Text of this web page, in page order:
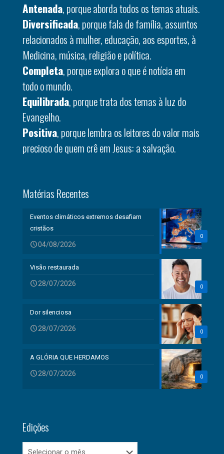
Antenada, porque aborda todos os temas atuais.
Diversificada, porque fala de família, assuntos
relacionados à mulher, educação, aos esportes, à
Medicina, música, religião e política.
Completa, porque explora o que é notícia em
todo o mundo.
Equilibrada, porque trata dos temas à luz do
Evangelho.
Positiva, porque lembra os leitores do valor mais
precioso de quem crê em Jesus: a salvação.
Matérias Recentes
0
Eventos climáticos extremos desafiam
cristãos
04/08/2026
0
Visão restaurada
28/07/2026
0
Dor silenciosa
28/07/2026
0
A GLÓRIA QUE HERDAMOS
28/07/2026
Edições
Edições